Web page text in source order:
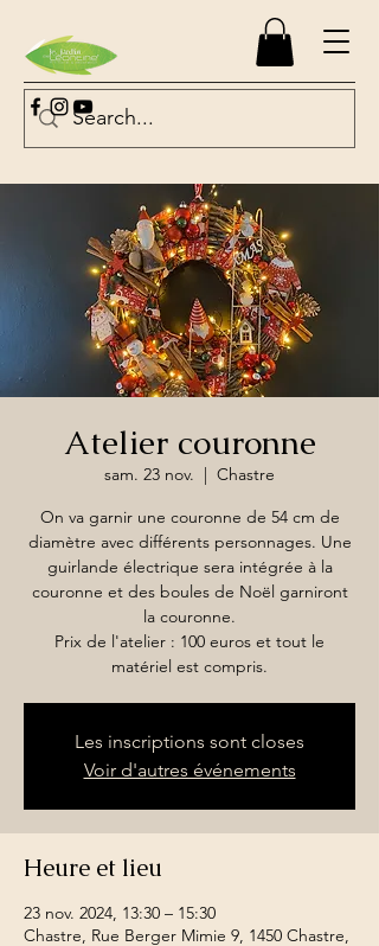
Atelier couronne
sam. 23 nov.
  |
Chastre
On va garnir une couronne de 54 cm de
diamètre avec différents personnages. Une
guirlande électrique sera intégrée à la
couronne et des boules de Noël garniront
la couronne.
Prix de l'atelier : 100 euros et tout le
matériel est compris.
Les inscriptions sont closes
Voir d'autres événements
Heure et lieu
23 nov. 2024, 13:30 – 15:30
Chastre, Rue Berger Mimie 9, 1450 Chastre,